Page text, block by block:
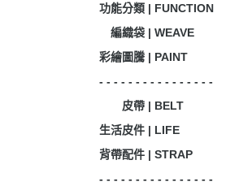
功能分類 | FUNCTION
編織袋 | WEAVE
彩繪圖騰 | PAINT
- - - - - - - - - - - - - - - -
皮帶 | BELT
生活皮件 | LIFE
背帶配件 | STRAP
- - - - - - - - - - - - - - - -